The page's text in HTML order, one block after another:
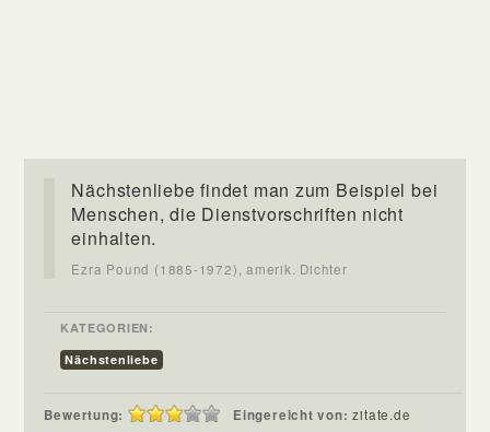
Nächstenliebe findet man zum Beispiel bei
Menschen, die Dienstvorschriften nicht
einhalten.
Ezra Pound (1885-1972), amerik. Dichter
KATEGORIEN:
Nächstenliebe
Bewertung: Eingereicht von:zitate.de